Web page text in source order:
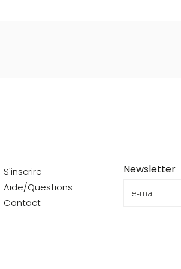
S'inscrire
Aide/Questions
Contact
Newsletter